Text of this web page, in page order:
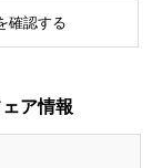
確認する
ア情報